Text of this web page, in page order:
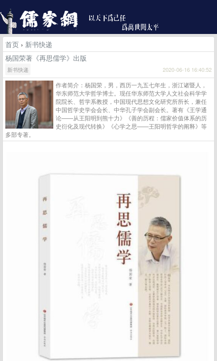
首页 › 新书快递
杨国荣著《再思儒学》出版
新书快递 2020-06-16 16:40:52
作者简介：杨国荣，男，西历一九五七年生，浙江诸暨人，
华东师范大学哲学博士。现任华东师范大学人文社会科学学
院院长、哲学系教授，中国现代思想文化研究所所长，兼任
中国哲学史学会会长、中华孔子学会副会长。著有《王学通
论——从王阳明到熊十力》《善的历程：儒家价值体系的历
史衍化及现代转换》《心学之思——王阳明哲学的阐释》等
多部专著。